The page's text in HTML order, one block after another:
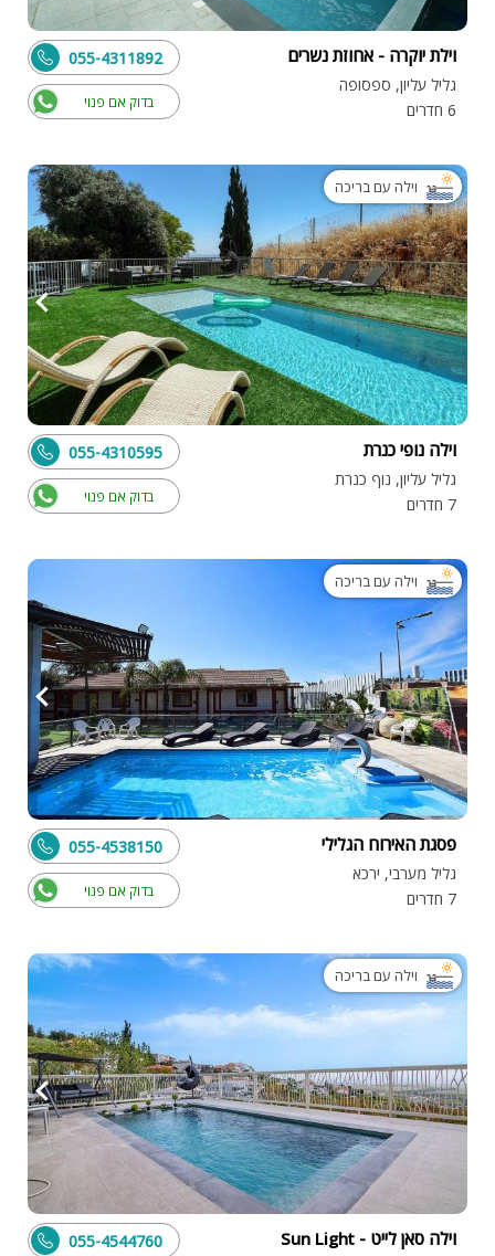
וילת יוקרה - אחוזת נשרים
גליל עליון, ספסופה
6 חדרים
בדוק אם פנוי
055-4311892
וילה עם בריכה
וילה נופי כנרת
גליל עליון, נוף כנרת
7 חדרים
בדוק אם פנוי
055-4310595
וילה עם בריכה
פסגת האירוח הגלילי
גליל מערבי, ירכא
7 חדרים
בדוק אם פנוי
055-4538150
וילה עם בריכה
וילה סאן לייט - Sun Light 055-4544760